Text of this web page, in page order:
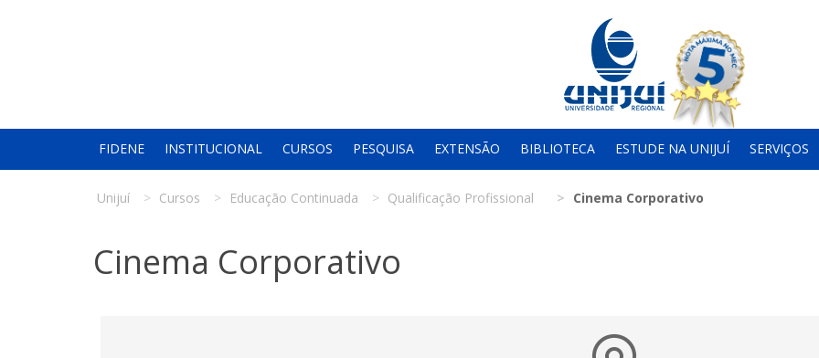
FIDENE INSTITUCIONAL CURSOS PESQUISA EXTENSÃO BIBLIOTECA ESTUDE NA UNIJUÍ SERVIÇOS
Unijuí Cursos Educação Continuada Qualificação Profissional Cinema Corporativo
Cinema Corporativo